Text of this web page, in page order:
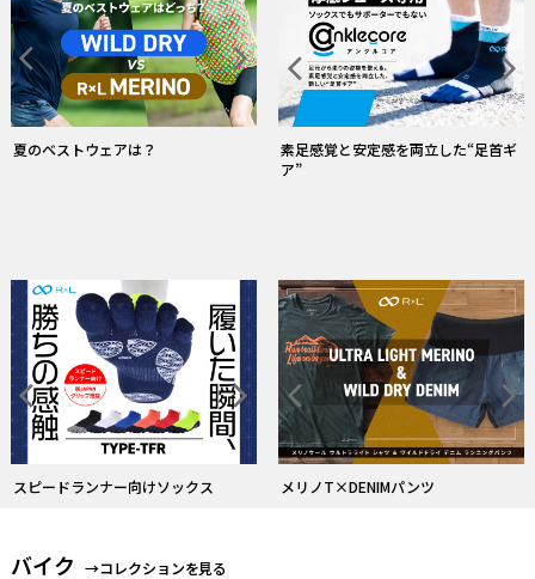
常にドライ！和紙糸ソックス
ストレスフリーな履心地のタイツ
バイク →コレクションを見る
R×L バイクソックスのフラッグシッ
プモデル